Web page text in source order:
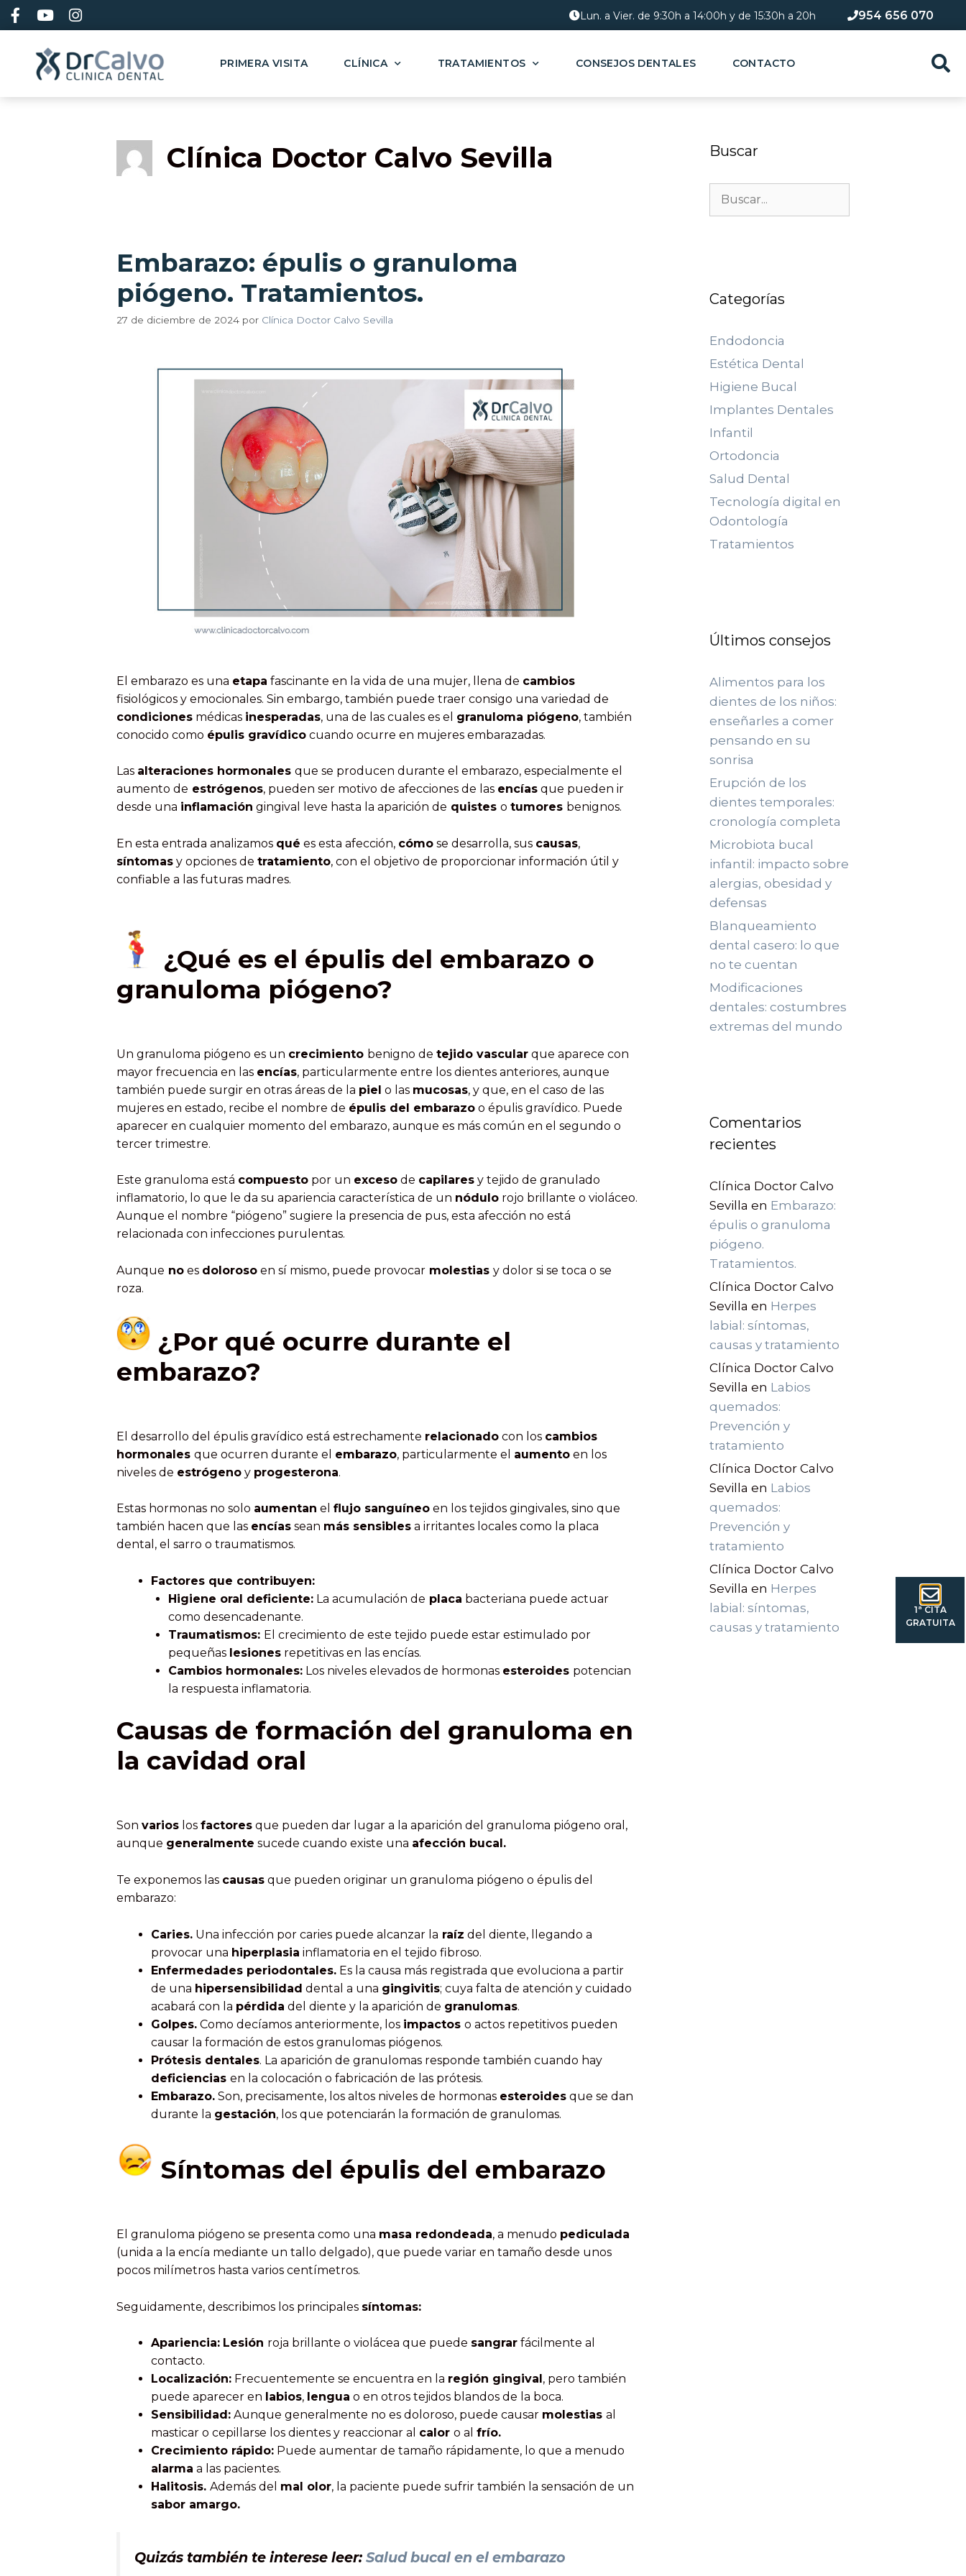
contenido Lun. a Vier. de 9:30h a 14:00h y de 15:30h a 20h​ 954 656 070
PRIMERA VISITA CLÍNICA TRATAMIENTOS CONSEJOS DENTALES CONTACTO
Clínica Doctor Calvo Sevilla
Embarazo: épulis o granuloma
piógeno. Tratamientos.
27 de diciembre de 2024 por Clínica Doctor Calvo Sevilla
El embarazo es una etapa fascinante en la vida de una mujer, llena de cambios
fisiológicos y emocionales. Sin embargo, también puede traer consigo una variedad de
condiciones médicas inesperadas, una de las cuales es el granuloma piógeno, también
conocido como épulis gravídico cuando ocurre en mujeres embarazadas.
Las alteraciones hormonales que se producen durante el embarazo, especialmente el
aumento de estrógenos, pueden ser motivo de afecciones de las encías que pueden ir
desde una inflamación gingival leve hasta la aparición de quistes o tumores benignos.
En esta entrada analizamos qué es esta afección, cómo se desarrolla, sus causas,
síntomas y opciones de tratamiento, con el objetivo de proporcionar información útil y
confiable a las futuras madres.
¿Qué es el épulis del embarazo o
granuloma piógeno?
Un granuloma piógeno es un crecimiento benigno de tejido vascular que aparece con
mayor frecuencia en las encías, particularmente entre los dientes anteriores, aunque
también puede surgir en otras áreas de la piel o las mucosas, y que, en el caso de las
mujeres en estado, recibe el nombre de épulis del embarazo o épulis gravídico. Puede
aparecer en cualquier momento del embarazo, aunque es más común en el segundo o
tercer trimestre.
Este granuloma está compuesto por un exceso de capilares y tejido de granulado
inflamatorio, lo que le da su apariencia característica de un nódulo rojo brillante o violáceo.
Aunque el nombre “piógeno” sugiere la presencia de pus, esta afección no está
relacionada con infecciones purulentas.
Aunque no es doloroso en sí mismo, puede provocar molestias y dolor si se toca o se
roza.
¿Por qué ocurre durante el
embarazo?
El desarrollo del épulis gravídico está estrechamente relacionado con los cambios
hormonales que ocurren durante el embarazo, particularmente el aumento en los
niveles de estrógeno y progesterona.
Estas hormonas no solo aumentan el flujo sanguíneo en los tejidos gingivales, sino que
también hacen que las encías sean más sensibles a irritantes locales como la placa
dental, el sarro o traumatismos.
Factores que contribuyen:
Higiene oral deficiente: La acumulación de placa bacteriana puede actuar
como desencadenante.
Traumatismos: El crecimiento de este tejido puede estar estimulado por
pequeñas lesiones repetitivas en las encías.
Cambios hormonales: Los niveles elevados de hormonas esteroides potencian
la respuesta inflamatoria.
Causas de formación del granuloma en
la cavidad oral
Son varios los factores que pueden dar lugar a la aparición del granuloma piógeno oral,
aunque generalmente sucede cuando existe una afección bucal.
Te exponemos las causas que pueden originar un granuloma piógeno o épulis del
embarazo:
Caries. Una infección por caries puede alcanzar la raíz del diente, llegando a
provocar una hiperplasia inflamatoria en el tejido fibroso.
Enfermedades periodontales. Es la causa más registrada que evoluciona a partir
de una hipersensibilidad dental a una gingivitis; cuya falta de atención y cuidado
acabará con la pérdida del diente y la aparición de granulomas.
Golpes. Como decíamos anteriormente, los impactos o actos repetitivos pueden
causar la formación de estos granulomas piógenos.
Prótesis dentales. La aparición de granulomas responde también cuando hay
deficiencias en la colocación o fabricación de las prótesis.
Embarazo. Son, precisamente, los altos niveles de hormonas esteroides que se dan
durante la gestación, los que potenciarán la formación de granulomas.
Síntomas del épulis del embarazo
El granuloma piógeno se presenta como una masa redondeada, a menudo pediculada
(unida a la encía mediante un tallo delgado), que puede variar en tamaño desde unos
pocos milímetros hasta varios centímetros.
Seguidamente, describimos los principales síntomas:
Apariencia: Lesión roja brillante o violácea que puede sangrar fácilmente al
contacto.
Localización: Frecuentemente se encuentra en la región gingival , pero también
puede aparecer en labios, lengua o en otros tejidos blandos de la boca.
Sensibilidad: Aunque generalmente no es doloroso, puede causar molestias al
masticar o cepillarse los dientes y reaccionar al calor o al frío.
Crecimiento rápido: Puede aumentar de tamaño rápidamente, lo que a menudo
alarma a las pacientes.
Halitosis. Además del mal olor, la paciente puede sufrir también la sensación de un
sabor amargo.
Quizás también te interese leer: Salud bucal en el embarazo
Buscar
Categorías
Endodoncia
Estética Dental
Higiene Bucal
Implantes Dentales
Infantil
Ortodoncia
Salud Dental
Tecnología digital en
Odontología
Tratamientos
Últimos consejos
Alimentos para los
dientes de los niños:
enseñarles a comer
pensando en su
sonrisa
Erupción de los
dientes temporales:
cronología completa
Microbiota bucal
infantil: impacto sobre
alergias, obesidad y
defensas
Blanqueamiento
dental casero: lo que
no te cuentan
Modificaciones
dentales: costumbres
extremas del mundo
Comentarios
recientes
Clínica Doctor Calvo
Sevilla en Embarazo:
épulis o granuloma
piógeno.
Tratamientos.
Clínica Doctor Calvo
Sevilla en Herpes
labial: síntomas,
causas y tratamiento
Clínica Doctor Calvo
Sevilla en Labios
quemados:
Prevención y
tratamiento
Clínica Doctor Calvo
Sevilla en Labios
quemados:
Prevención y
tratamiento
Clínica Doctor Calvo
Sevilla en Herpes
labial: síntomas,
causas y tratamiento
1ª CITA
GRATUITA